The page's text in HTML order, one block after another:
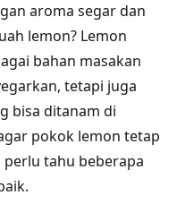
aroma segar dan
lemon? Lemon
bahan masakan
tetapi juga
bisa ditanam di
pokok lemon tetap
tahu beberapa